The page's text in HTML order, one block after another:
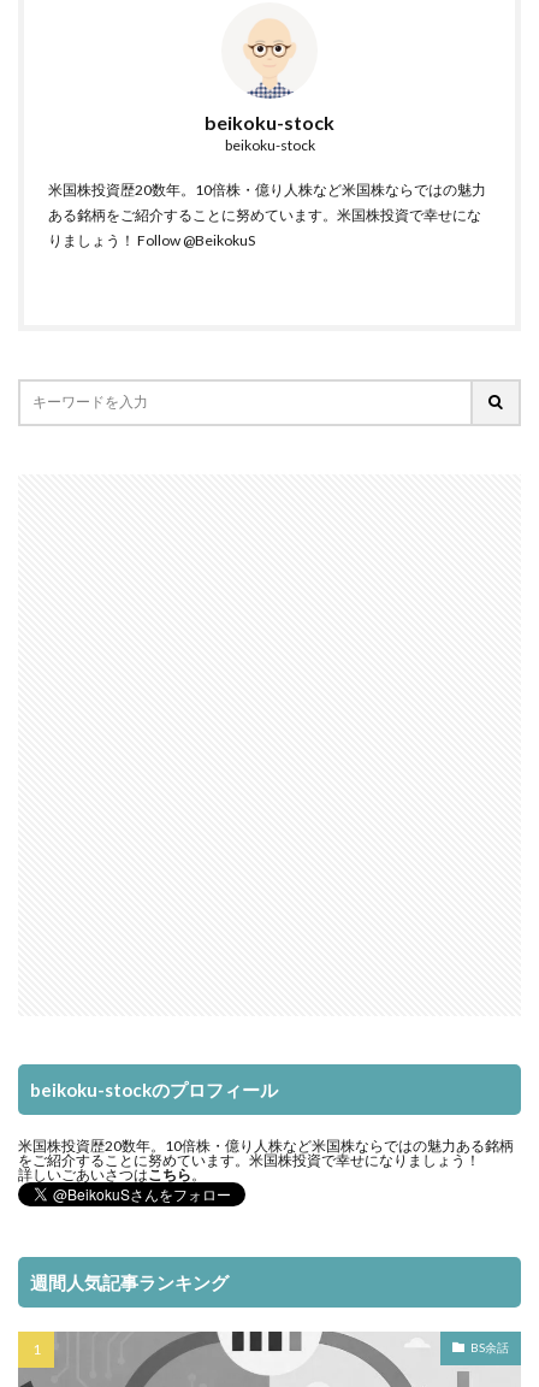
beikoku-stock
beikoku-stock
米国株投資歴20数年。10倍株・億り人株など米国株ならではの魅力
ある銘柄をご紹介することに努めています。米国株投資で幸せにな
りましょう！ Follow @BeikokuS
beikoku-stockのプロフィール
米国株投資歴20数年。10倍株・億り人株など米国株ならではの魅力ある銘柄
をご紹介することに努めています。米国株投資で幸せになりましょう！
詳しいごあいさつはこちら 。
週間人気記事ランキング
BS余話